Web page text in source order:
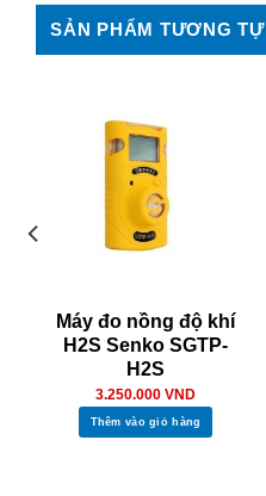
SẢN PHẨM TƯƠNG TỰ
Máy đo nồng độ khí
H2S Senko SGTP-
H2S
3.250.000 VND
Thêm vào giỏ hàng